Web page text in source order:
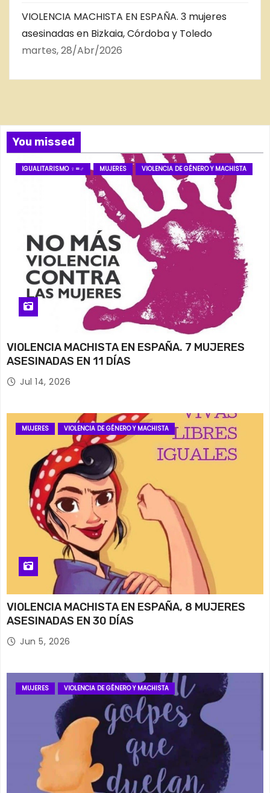
VIOLENCIA MACHISTA EN ESPAÑA. 3 mujeres
asesinadas en Bizkaia, Córdoba y Toledo
martes, 28/Abr/2026
You missed
IGUALITARISMO ♀=♂ MUJERES VIOLENCIA DE GÉNERO Y MACHISTA
VIOLENCIA MACHISTA EN ESPAÑA. 7 MUJERES
ASESINADAS EN 11 DÍAS
Jul 14, 2026
MUJERES VIOLENCIA DE GÉNERO Y MACHISTA
VIOLENCIA MACHISTA EN ESPAÑA, 8 MUJERES
ASESINADAS EN 30 DÍAS
Jun 5, 2026
MUJERES VIOLENCIA DE GÉNERO Y MACHISTA